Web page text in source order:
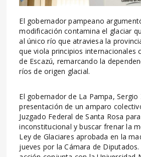
El gobernador pampeano
modificación contamina el glaciar
al único río que atraviesa la
que viola principios internacionales
de Escazú, remarcando la
ríos de origen glacial.
El gobernador de La Pampa,
presentación de un amparo
Juzgado Federal de Santa Rosa
inconstitucional y buscar frenar la
Ley de Glaciares aprobada en la
jueves por la Cámara de